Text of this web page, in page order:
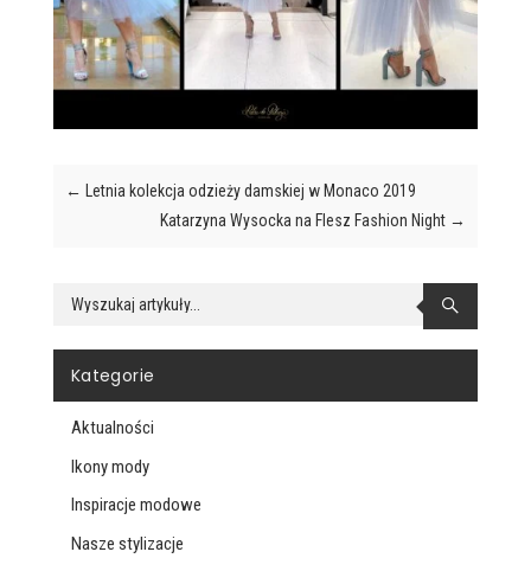
← Letnia kolekcja odzieży damskiej w Monaco 2019
Katarzyna Wysocka na Flesz Fashion Night →

Kategorie
Aktualności
Ikony mody
Inspiracje modowe
Nasze stylizacje